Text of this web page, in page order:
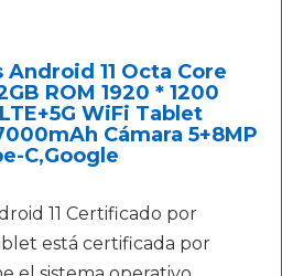
11 Octa Core
ROM 1920 * 1200
WiFi Tablet
Cámara 5+8MP
C,Google
11 Certificado por
está certificada por